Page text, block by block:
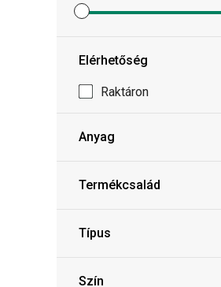
Elérhetőség
Raktáron
Anyag
Termékcsalád
Típus
Szín